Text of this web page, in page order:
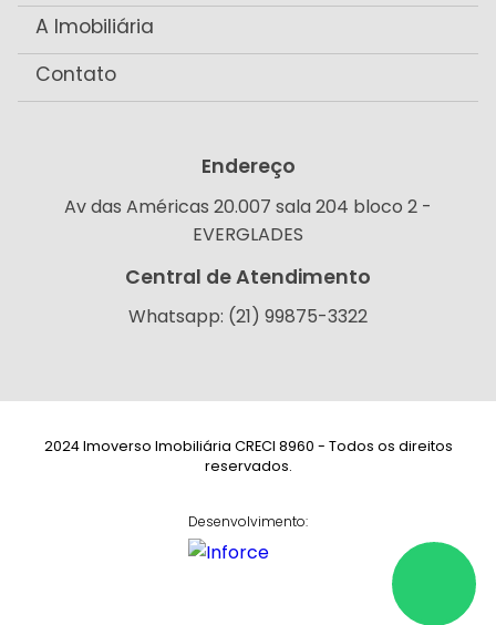
A Imobiliária
Contato
Endereço
Av das Américas 20.007 sala 204 bloco 2 -
EVERGLADES
Central de Atendimento
Whatsapp: (21) 99875-3322
2024 Imoverso Imobiliária CRECI 8960 - Todos os direitos
reservados.
Desenvolvimento: